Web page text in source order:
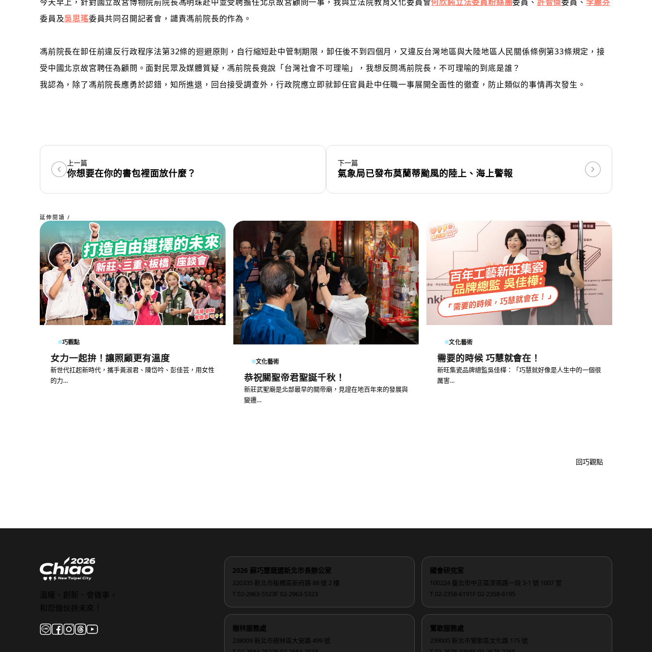
委員及吳思瑤委員共同召開記者會，譴責馮前院長的作為。
馮前院長在卸任前違反行政程序法第32條的迴避原則，自行縮短赴中管制期限，卸任後不到四個月，又違反台灣地區與大陸地區人民關係條例第33條規定，接
受中國北京故宮聘任為顧問。面對民眾及媒體質疑，馮前院長竟說「台灣社會不可理喻」，我想反問馮前院長， 不可理喻的到底是誰 ？
我認為，除了馮前院長應勇於認錯，知所進退，回台接受調查外，行政院應立即就卸任官員赴中任職一事展開全面性的徹查，防止類似的事情再次發生。
上一篇
你想要在你的書包裡面放什麼？
下一篇
氣象局已發布莫蘭蒂颱風的陸上、海上警報
延伸閱讀 /
巧觀點
女力一起拚！讓照顧更有溫度
新世代扛起新時代，攜手黃淑君、陳岱吟、彭佳芸，用女性
的力…
文化藝術
恭祝關聖帝君聖誕千秋！
新莊武聖廟是北部最早的關帝廟，見證在地百年來的發展與
變遷…
文化藝術
需要的時候 巧慧就會在！
新旺集瓷品牌總監吳佳樺：「巧慧就好像是人生中的一個很
厲害…
回巧觀點
溫暖、創新、會做事，
和您做伙拚未來！
2026 蘇巧慧競選新北市長辦公室
220335 新北市板橋區新府路 88 號 2 樓
T 02-2963-5523F 02-2963-5323
國會研究室
100224 臺北市中正區濟南路一段 3-1 號 1007 室
T 02-2358-6191 F 02-2358-6195
樹林服務處
238009 新北市樹林區大安路 499 號
鶯歌服務處
239005 新北市鶯歌區文化路 175 號